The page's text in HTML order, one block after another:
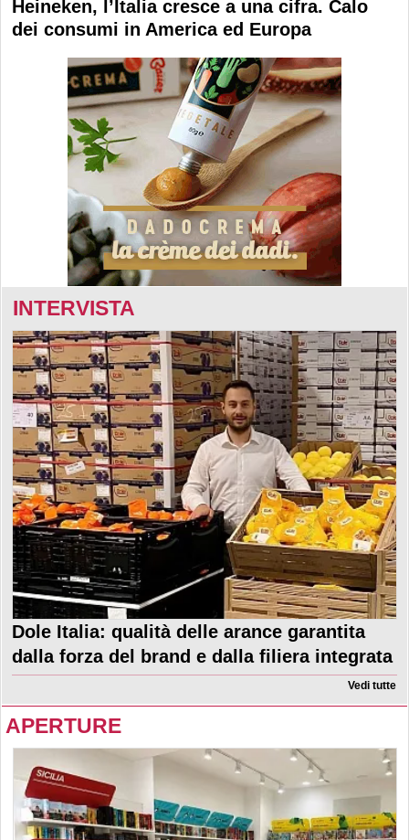
Heineken, l’Italia cresce a una cifra. Calo
dei consumi in America ed Europa
INTERVISTA
Dole Italia: qualità delle arance garantita
dalla forza del brand e dalla filiera integrata
Vedi tutte
APERTURE